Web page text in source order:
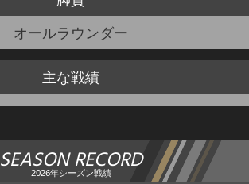
オールラウンダー
主な戦績
SEASON RECORD
2026年シーズン戦績